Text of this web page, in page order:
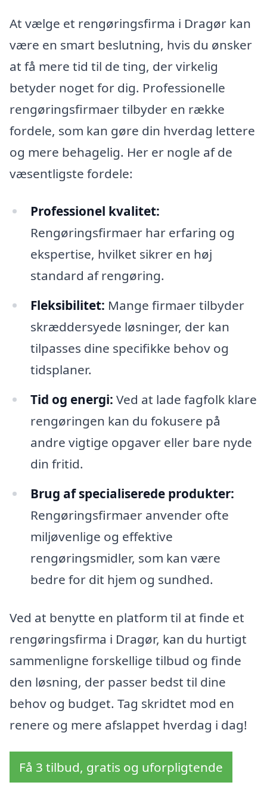
At vælge et rengøringsfirma i Dragør kan
være en smart beslutning, hvis du ønsker
at få mere tid til de ting, der virkelig
betyder noget for dig. Professionelle
rengøringsfirmaer tilbyder en række
fordele, som kan gøre din hverdag lettere
og mere behagelig. Her er nogle af de
væsentligste fordele:
Professionel kvalitet:
Rengøringsfirmaer har erfaring og
ekspertise, hvilket sikrer en høj
standard af rengøring.
Fleksibilitet: Mange firmaer tilbyder
skræddersyede løsninger, der kan
tilpasses dine specifikke behov og
tidsplaner.
Tid og energi: Ved at lade fagfolk klare
rengøringen kan du fokusere på
andre vigtige opgaver eller bare nyde
din fritid.
Brug af specialiserede produkter:
Rengøringsfirmaer anvender ofte
miljøvenlige og effektive
rengøringsmidler, som kan være
bedre for dit hjem og sundhed.
Ved at benytte en platform til at finde et
rengøringsfirma i Dragør, kan du hurtigt
sammenligne forskellige tilbud og finde
den løsning, der passer bedst til dine
behov og budget. Tag skridtet mod en
renere og mere afslappet hverdag i dag!
Få 3 tilbud, gratis og uforpligtende